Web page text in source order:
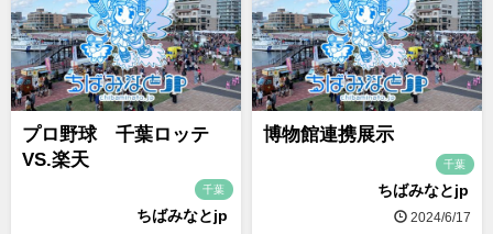
プロ野球 千葉ロッテ
VS.楽天
千葉
ちばみなとjp
博物館連携展示
千葉
ちばみなとjp
2024/6/17